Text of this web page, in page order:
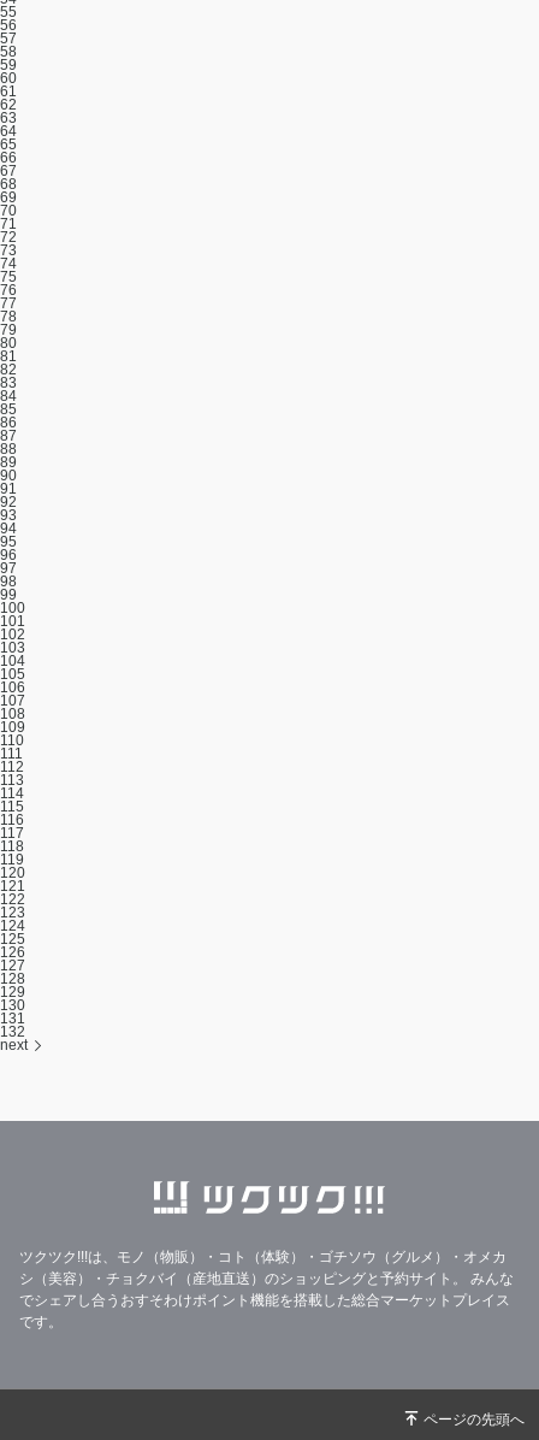
55
56
57
58
59
60
61
62
63
64
65
66
67
68
69
70
71
72
73
74
75
76
77
78
79
80
81
82
83
84
85
86
87
88
89
90
91
92
93
94
95
96
97
98
99
100
101
102
103
104
105
106
107
108
109
110
111
112
113
114
115
116
117
118
119
120
121
122
123
124
125
126
127
128
129
130
131
132
next
ツクツク!!!は、モノ（物販）・コト（体験）・ゴチソウ（グルメ）・オメカ
シ（美容）・チョクバイ（産地直送）のショッピングと予約サイト。
みんな
でシェアし合うおすそわけポイント機能を搭載した総合マーケットプレイス
です。